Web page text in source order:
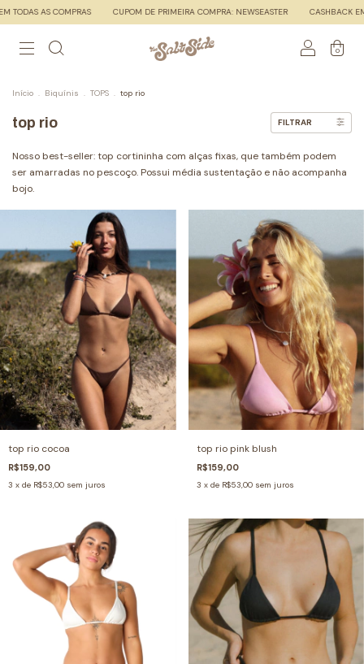
AS COMPRAS CUPOM DE PRIMEIRA COMPRA: NEWSEASTER CASHBACK EM
0
Início . Biquínis . TOPS . top rio
top rio FILTRAR
Nosso best-seller: top cortininha com alças fixas, que também podem
ser amarradas no pescoço. Possui média sustentação e não acompanha
bojo.
top rio cocoa
R$159,00
3 x de R$53,00 sem juros
top rio pink blush
R$159,00
3 x de R$53,00 sem juros